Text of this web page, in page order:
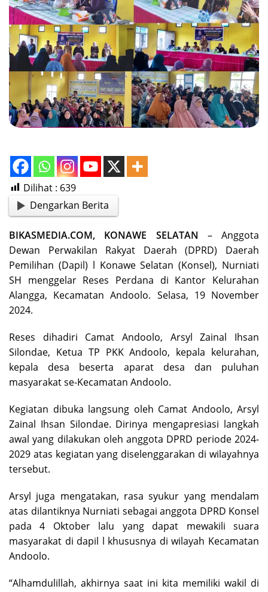
Dilihat : 639
Dengarkan Berita
BIKASMEDIA.COM, KONAWE SELATAN – Anggota
Dewan Perwakilan Rakyat Daerah (DPRD) Daerah
Pemilihan (Dapil) l Konawe Selatan (Konsel), Nurniati
SH menggelar Reses Perdana di Kantor Kelurahan
Alangga, Kecamatan Andoolo. Selasa, 19 November
2024.
Reses dihadiri Camat Andoolo, Arsyl Zainal Ihsan
Silondae, Ketua TP PKK Andoolo, kepala kelurahan,
kepala desa beserta aparat desa dan puluhan
masyarakat se-Kecamatan Andoolo.
Kegiatan dibuka langsung oleh Camat Andoolo, Arsyl
Zainal Ihsan Silondae. Dirinya mengapresiasi langkah
awal yang dilakukan oleh anggota DPRD periode 2024-
2029 atas kegiatan yang diselenggarakan di wilayahnya
tersebut.
Arsyl juga mengatakan, rasa syukur yang mendalam
atas dilantiknya Nurniati sebagai anggota DPRD Konsel
pada 4 Oktober lalu yang dapat mewakili suara
masyarakat di dapil l khususnya di wilayah Kecamatan
Andoolo.
“Alhamdulillah, akhirnya saat ini kita memiliki wakil di